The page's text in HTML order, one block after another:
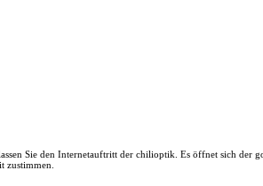
Sie den Internetauftritt der chilioptik. Es öffnet sich der
zustimmen.